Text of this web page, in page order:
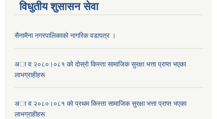
विधुतीय शुसासन सेवा
सैनामैना नगरपालिकाकाे नागरिक वडापत्र ।
अा व २०८०।०८१ काे दाेस्राे किस्ता सामाजिक सुरक्षा भत्ता प्राप्त भएका
लाभग्राहीहरू
अा व २०८०।०८१ काे प्रथम किस्ता सामाजिक सुरक्षा भत्ता प्राप्त भएका
लाभग्राहीहरू